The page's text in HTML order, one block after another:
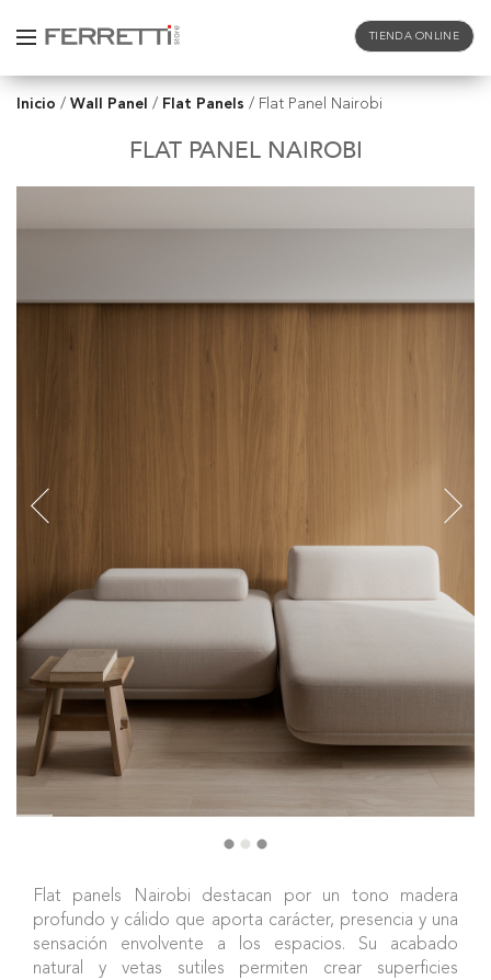
TIENDA ONLINE
Inicio / Wall Panel / Flat Panels / Flat Panel Nairobi
FLAT PANEL NAIROBI
Flat panels Nairobi destacan por un tono madera
profundo y cálido que aporta carácter, presencia y una
sensación envolvente a los espacios. Su acabado
natural y vetas sutiles permiten crear superficies